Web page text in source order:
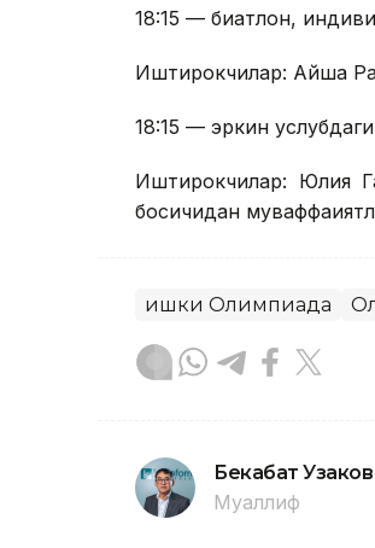
18:15 — биатлон,
Иштирокчилар: Айша
18:15 — эркин
Иштирокчилар: Юлия
босқичидан
Қишки Олимпиада
Бекабат Узаков
Муаллиф